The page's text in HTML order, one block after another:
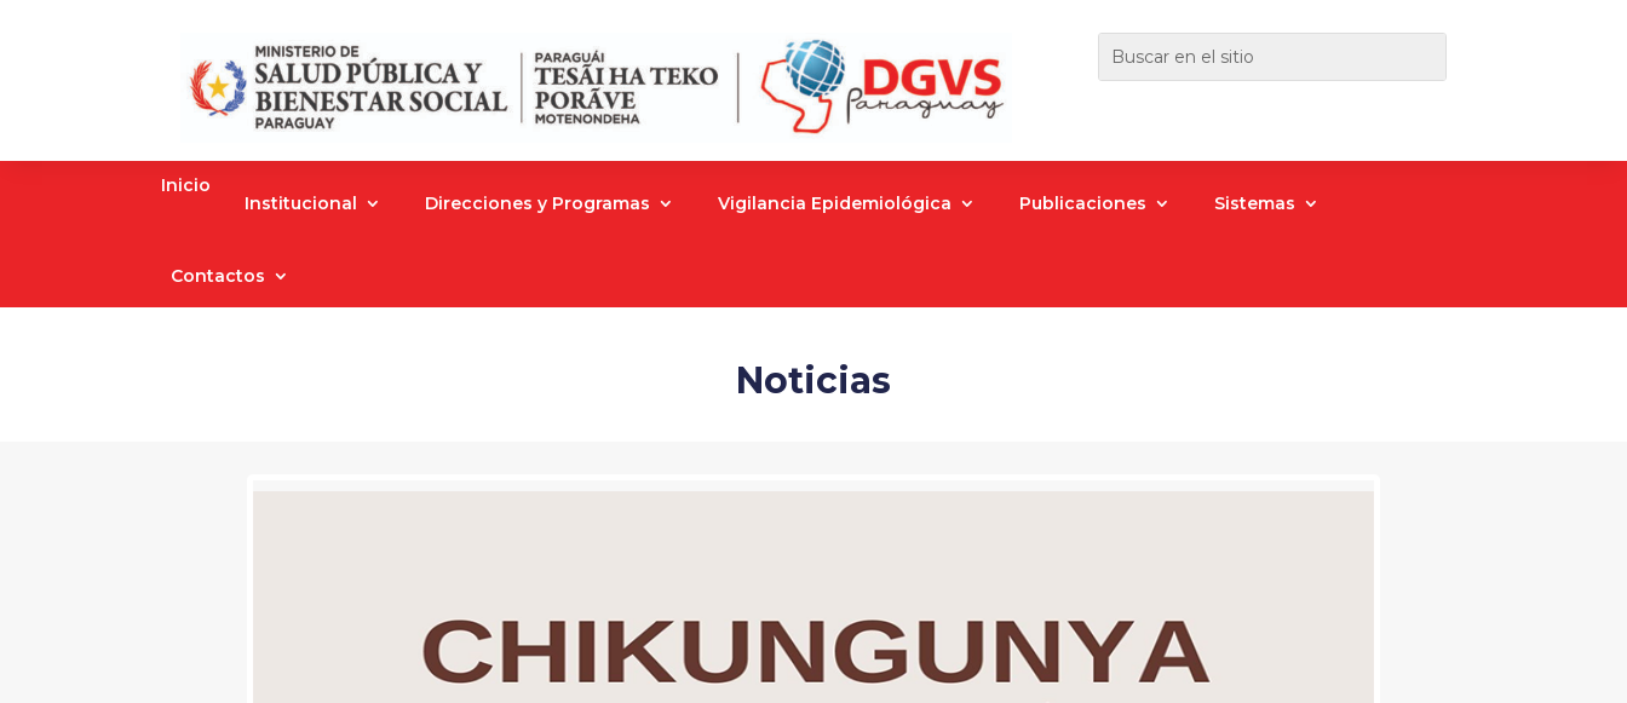
Inicio
Institucional
Direcciones y Programas Vigilancia Epidemiológica Publicaciones Sistemas
Contactos
Noticias